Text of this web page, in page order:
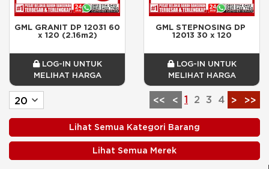
GML GRANIT DP 12031 60
x 120 (2.16m2)
LOG-IN UNTUK
MELIHAT HARGA
GML STEPNOSING DP
12013 30 x 120
LOG-IN UNTUK
MELIHAT HARGA
<< < 1 2 3 4 > >>
Lihat Semua Kategori Barang
Lihat Semua Merek